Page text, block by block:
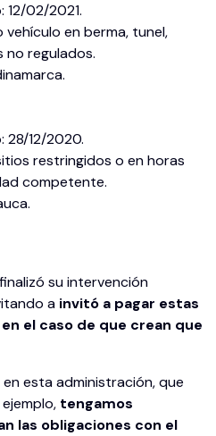
12/02/2021.
en berma, tunel,
no regulados.
28/12/2020.
restringidos o en horas
competente.
su intervención
a invitó a pagar estas
el caso de que crean que
esta administración, que
tengamos
las obligaciones con el